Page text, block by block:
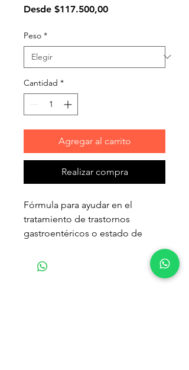
Desde $117.500,00Precio
Peso *
Cantidad *
Agregar al carrito
Realizar compra
Fórmula para ayudar en el
tratamiento de trastornos
gastroentéricos o estado de
convalecencia, desde el destete.
También se puede utilizar como